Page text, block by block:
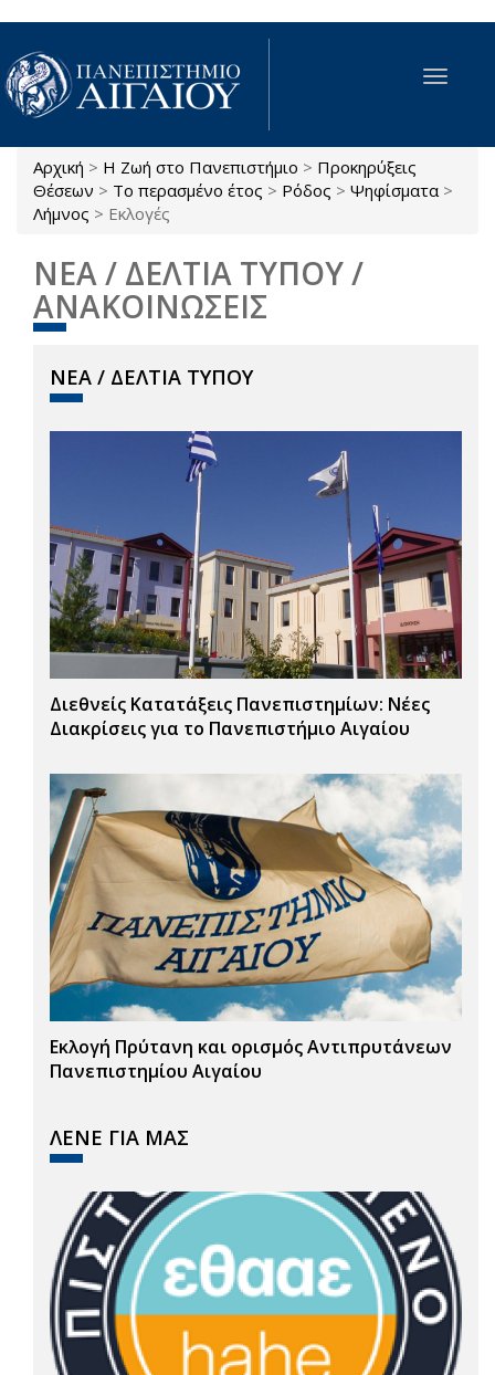
Παράκαμψη προς το κυρίως περιεχόμενο
Toggle
Είστε εδώ
Αρχική > Η Ζωή στο Πανεπιστήμιο > Προκηρύξεις
Θέσεων > Το περασμένο έτος > Ρόδος > Ψηφίσματα >
Λήμνος > Εκλογές
ΝΕΑ / ΔΕΛΤΙΑ ΤΥΠΟΥ /
ΑΝΑΚΟΙΝΩΣΕΙΣ
ΝΕΑ / ΔΕΛΤΙΑ ΤΥΠΟΥ
Διεθνείς Κατατάξεις Πανεπιστημίων: Νέες
Διακρίσεις για το Πανεπιστήμιο Αιγαίου
Εκλογή Πρύτανη και ορισμός Αντιπρυτάνεων
Πανεπιστημίου Αιγαίου
ΛΕΝΕ ΓΙΑ ΜΑΣ